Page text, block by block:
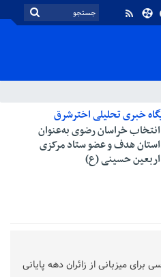
خبری تحلیلی اخترشرق
انتخاب خراسان رضوی به‌عنوان
استان هدف و عضو ستاد مرکزی
اربعین حسینی (ع)
میزبانی از زائران دهه پایانی